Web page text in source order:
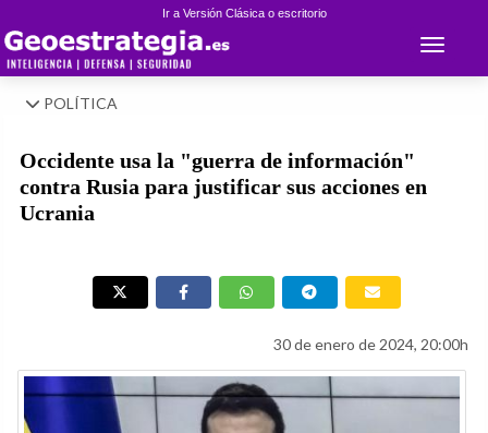
Ir a Versión Clásica o escritorio
Toggle
POLÍTICA
Occidente usa la "guerra de información"
contra Rusia para justificar sus acciones en
Ucrania
30 de enero de 2024, 20:00h